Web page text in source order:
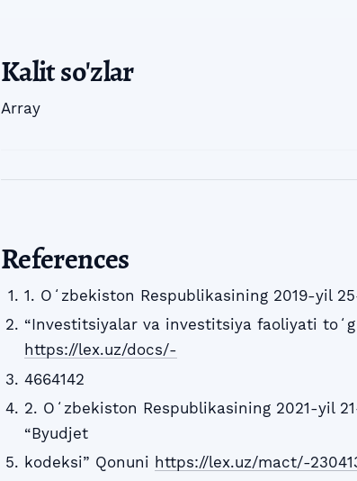
Kalit so'zlar
Array
References
1. Oʻzbekiston Respublikasining 2019-yil
“Investitsiyalar va investitsiya faoliyati
https://lex.uz/docs/-
4664142
2. Oʻzbekiston Respublikasining 2021-yil
“Byudjet
kodeksi” Qonuni https://lex.uz/mact/-